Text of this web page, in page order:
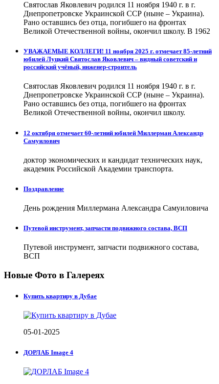
Святослав Яковлевич родился 11 ноября 1940 г. в г.
Днепропетровске Украинской ССР (ныне – Украина).
Рано оставшись без отца, погибшего на фронтах
Великой Отечественной войны, окончил школу. В 1962
УВАЖАЕМЫЕ КОЛЛЕГИ! 11 ноября 2025 г. отмечает 85-летний
юбилей Луцкий Святослав Яковлевич – видный советский и
российский учёный, инженер-строитель
Святослав Яковлевич родился 11 ноября 1940 г. в г.
Днепропетровске Украинской ССР (ныне – Украина).
Рано оставшись без отца, погибшего на фронтах
Великой Отечественной войны, окончил школу.
12 октября отмечает 60-летний юбилей Миллерман Александр
Самуилович
доктор экономических и кандидат технических наук,
академик Российской Академии транспорта.
Поздравление
День рождения Миллермана Александра Самуиловича
Путевой инструмент, запчасти подвижного состава, ВСП
Путевой инструмент, запчасти подвижного состава,
ВСП
Новые Фото в Галереях
Купить квартиру в Дубае
05-01-2025
ДОРЛАБ Image 4